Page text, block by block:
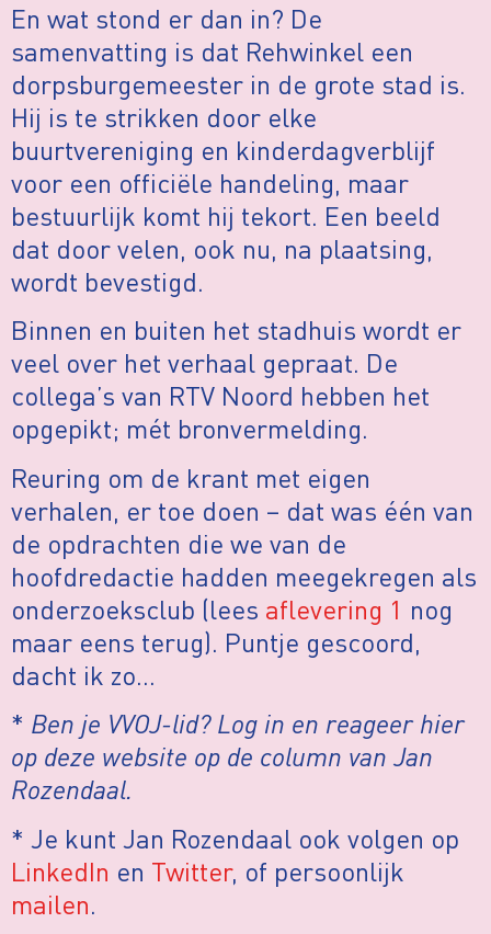
En wat stond er dan in? De
samenvatting is dat Rehwinkel een
dorpsburgemeester in de grote stad is.
Hij is te strikken door elke
buurtvereniging en kinderdagverblijf
voor een officiële handeling, maar
bestuurlijk komt hij tekort. Een beeld
dat door velen, ook nu, na plaatsing,
wordt bevestigd.
Binnen en buiten het stadhuis wordt er
veel over het verhaal gepraat. De
collega’s van RTV Noord hebben het
opgepikt; mét bronvermelding.
Reuring om de krant met eigen
verhalen, er toe doen – dat was één van
de opdrachten die we van de
hoofdredactie hadden meegekregen als
onderzoeksclub (lees aflevering 1 nog
maar eens terug). Puntje gescoord,
dacht ik zo…
* Ben je VVOJ-lid? Log in en reageer hier
op deze website op de column van Jan
Rozendaal.
* Je kunt Jan Rozendaal ook volgen op
LinkedIn en Twitter, of persoonlijk
mailen.